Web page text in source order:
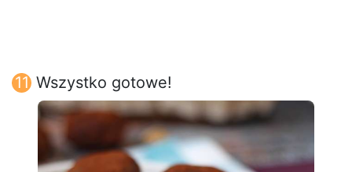
Wszystko gotowe!